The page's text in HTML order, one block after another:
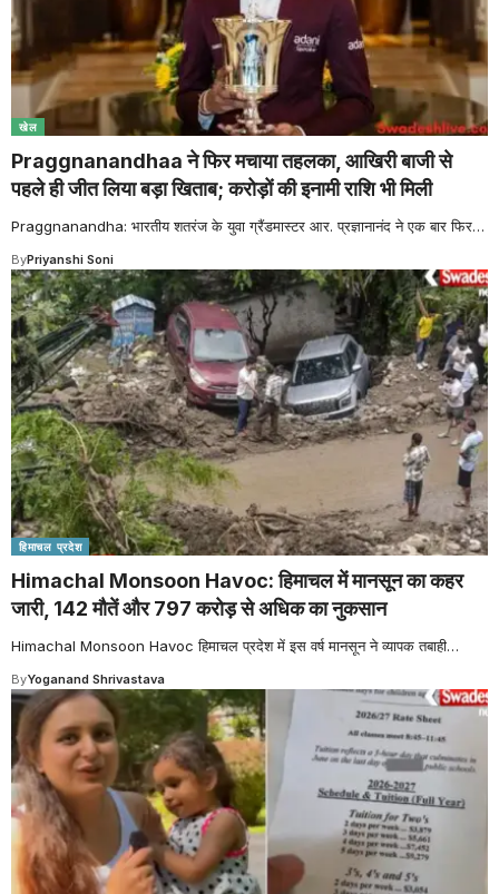
खेल
Praggnanandhaa ने फिर मचाया तहलका, आखिरी बाजी से
पहले ही जीत लिया बड़ा खिताब; करोड़ों की इनामी राशि भी मिली
Praggnanandha: भारतीय शतरंज के युवा ग्रैंडमास्टर आर. प्रज्ञानानंद ने एक बार फिर…
ByPriyanshi Soni
हिमाचल प्रदेश
Himachal Monsoon Havoc: हिमाचल में मानसून का कहर
जारी, 142 मौतें और 797 करोड़ से अधिक का नुकसान
Himachal Monsoon Havoc हिमाचल प्रदेश में इस वर्ष मानसून ने व्यापक तबाही…
ByYoganand Shrivastava